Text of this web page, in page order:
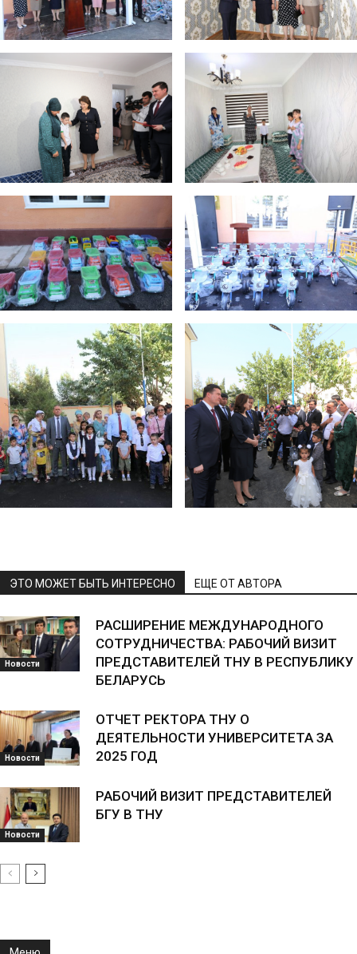
ЭТО МОЖЕТ БЫТЬ ИНТЕРЕСНО ЕЩЕ ОТ АВТОРА
Новости
РАСШИРЕНИЕ МЕЖДУНАРОДНОГО
СОТРУДНИЧЕСТВА: РАБОЧИЙ ВИЗИТ
ПРЕДСТАВИТЕЛЕЙ ТНУ В РЕСПУБЛИКУ
БЕЛАРУСЬ
Новости
ОТЧЕТ РЕКТОРА ТНУ О
ДЕЯТЕЛЬНОСТИ УНИВЕРСИТЕТА ЗА
2025 ГОД
Новости
РАБОЧИЙ ВИЗИТ ПРЕДСТАВИТЕЛЕЙ
БГУ В ТНУ